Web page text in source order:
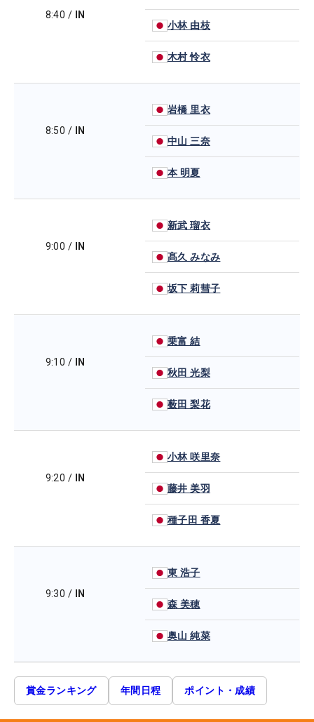
8:40 /
IN
小林 由枝
木村 怜衣
8:50 / IN
岩橋 里衣
中山 三奈
本 明夏
9:00 / IN
新武 瑠衣
髙久 みなみ
坂下 莉彗子
9:10 / IN
乗富 結
秋田 光梨
薮田 梨花
9:20 / IN
小林 咲里奈
藤井 美羽
種子田 香夏
9:30 / IN
東 浩子
森 美穂
奥山 純菜
賞金ランキング 年間日程 ポイント・成績